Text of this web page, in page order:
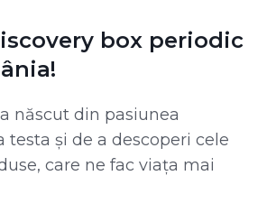
box periodic
născut din pasiunea
testa și de a descoperi cele
care ne fac viața mai